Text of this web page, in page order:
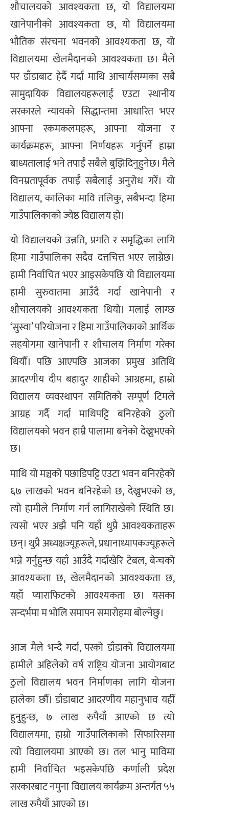
शौचालयको आवश्यकता छ, यो विद्यालयमा
खानेपानीको आवश्यकता छ, यो विद्यालयमा
भौतिक संरचना भवनको आवश्यकता छ, यो
विद्यालयमा खेलमैदानको आवश्यकता छ। मैले
पर डाँडाबाट हेर्दै गर्दा माथि आचार्यसम्मका सबै
सामुदायिक विद्यालयहरूलाई एउटा स्थानीय
सरकारले न्यायको सिद्धान्तमा आधारित भएर
आफ्ना रकमकलमहरू, आफ्ना योजना र
कार्यक्रमहरू, आफ्ना निर्णयहरू गर्नुपर्ने हाम्रा
बाध्यतालाई भने तपाईँ सबैले बुझिदिनुहुनेछ। मैले
विनम्रतापूर्वक तपाईँ सबैलाई अनुरोध गरेँ। यो
विद्यालय, कालिका मावि तलिकु, सबैभन्दा हिमा
गाउँपालिकाको ज्येष्ठ विद्यालय हो।
यो विद्यालयको उन्नति, प्रगति र समृद्धिका लागि
हिमा गाउँपालिका सदैव दत्तचित्त भएर लाग्नेछ।
हामी निर्वाचित भएर आइसकेपछि यो विद्यालयमा
हामी सुरुवातमा आउँदै गर्दा खानेपानी र
शौचालयको आवश्यकता थियो। मलाई लाग्छ
‘सुस्वा’ परियोजना र हिमा गाउँपालिकाको आर्थिक
सहयोगमा खानेपानी र शौचालय निर्माण गरेका
थियौँ। पछि आएपछि आजका प्रमुख अतिथि
आदरणीय दीप बहादुर शाहीको आग्रहमा, हाम्रो
विद्यालय व्यवस्थापन समितिको सम्पूर्ण टिमले
आग्रह गर्दै गर्दा माथिपट्टि बनिरहेको ठुलो
विद्यालयको भवन हाम्रै पालामा बनेको देख्नुभएको
छ।
माथि यो मञ्चको पछाडिपट्टि एउटा भवन बनिरहेको
६७ लाखको भवन बनिरहेको छ, देख्नुभएको छ,
त्यो हामीले निर्माण गर्न लागिराखेको स्थिति छ।
त्यसो भएर अझै पनि यहाँ थुप्रै आवश्यकताहरू
छन्। थुप्रै अध्यक्षज्यूहरूले, प्रधानाध्यापकज्यूहरूले
भन्ने गर्नुहुन्छ यहाँ आउँदै गर्दाखेरि टेबल, बेन्चको
आवश्यकता छ, खेलमैदानको आवश्यकता छ,
यहाँ प्याराफिटको आवश्यकता छ। यसका
सन्दर्भमा म भोलि समापन समारोहमा बोल्नेछु।
आज मैले भन्दै गर्दा, परको डाँडाको विद्यालयमा
हामीले अहिलेको वर्ष राष्ट्रिय योजना आयोगबाट
ठुलो विद्यालय भवन निर्माणका लागि योजना
हालेका छौँ। डाँडाबाट आदरणीय महानुभाव यहीँ
हुनुहुन्छ, ७ लाख रुपैयाँ आएको छ त्यो
विद्यालयमा, हाम्रो गाउँपालिकाको सिफारिसमा
त्यो विद्यालयमा आएको छ। तल भानु माविमा
हामी निर्वाचित भइसकेपछि कर्णाली प्रदेश
सरकारबाट नमुना विद्यालय कार्यक्रम अन्तर्गत ५५
लाख रुपैयाँ आएको छ।